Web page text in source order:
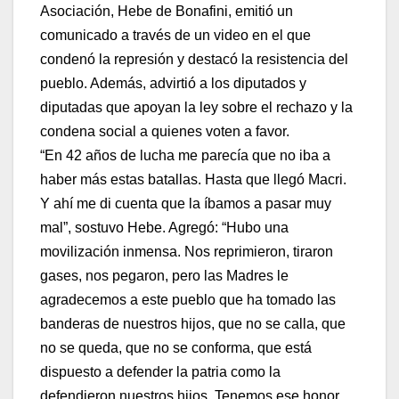
Asociación, Hebe de Bonafini, emitió un
comunicado a través de un video en el que
condenó la represión y destacó la resistencia del
pueblo. Además, advirtió a los diputados y
diputadas que apoyan la ley sobre el rechazo y la
condena social a quienes voten a favor.
“En 42 años de lucha me parecía que no iba a
haber más estas batallas. Hasta que llegó Macri.
Y ahí me di cuenta que la íbamos a pasar muy
mal”, sostuvo Hebe. Agregó: “Hubo una
movilización inmensa. Nos reprimieron, tiraron
gases, nos pegaron, pero las Madres le
agradecemos a este pueblo que ha tomado las
banderas de nuestros hijos, que no se calla, que
no se queda, que no se conforma, que está
dispuesto a defender la patria como la
defendieron nuestros hijos. Tenemos ese honor